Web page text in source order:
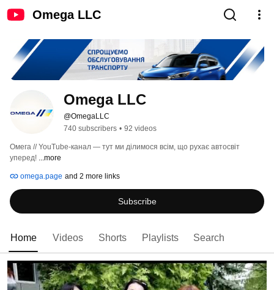
Omega LLC
Omega LLC
@OmegaLLC
740 subscribers • 92 videos
Омега // YouTube-канал — тут ми ділимося всім, що рухає автосвіт
уперед! ...more
omega.page and 2 more links
Subscribe
Home Videos Shorts Playlists Search